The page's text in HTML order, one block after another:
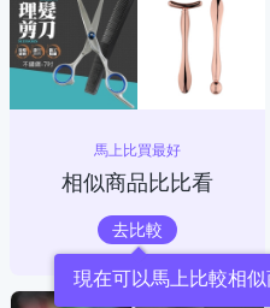
馬上比買最好
相似商品比比看
去比較
現在可以馬上比較相似